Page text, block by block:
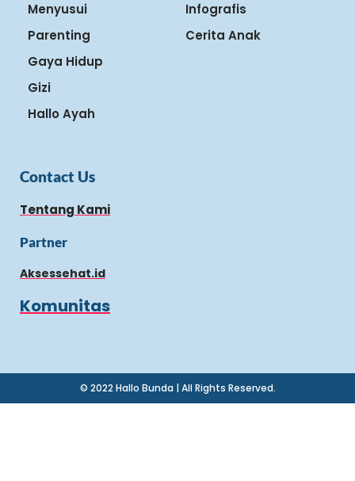
Menyusui
Parenting
Gaya Hidup
Gizi
Hallo Ayah
Infografis
Cerita Anak
Contact Us
Tentang Kami
Partner
Aksessehat.id
Komunitas
© 2022 Hallo Bunda | All Rights Reserved.